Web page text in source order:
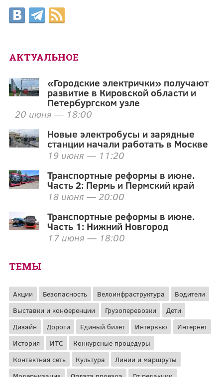
АКТУАЛЬНОЕ
«Городские электрички» получают
развитие в Кировской области и
Петербургском узле
20 июня — 18:00
Новые электробусы и зарядные
станции начали работать в Москве
19 июня — 11:20
Транспортные реформы в июне.
Часть 2: Пермь и Пермский край
18 июня — 20:00
Транспортные реформы в июне.
Часть 1: Нижний Новгород
17 июня — 18:00
ТЕМЫ
Акции Безопасность Велоинфраструктура
Водители
Выставки и конференции
Грузоперевозки
Дети
Дизайн
Дороги Единый билет Интервью
Интернет
История
ИТС
Конкурсные процедуры
Контактная сеть
Культура
Линии и маршруты